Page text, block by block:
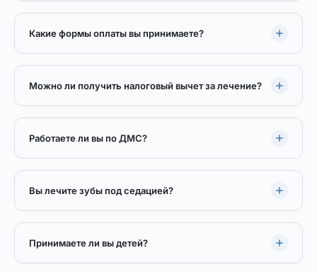
Какие формы оплаты вы принимаете?
Можно ли получить налоговый вычет за лечение?
Работаете ли вы по ДМС?
Вы лечите зубы под седацией?
Принимаете ли вы детей?